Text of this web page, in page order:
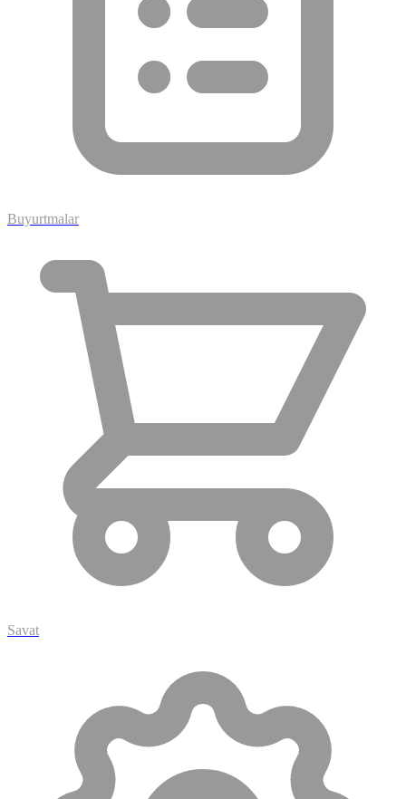
Buyurtmalar
Savat